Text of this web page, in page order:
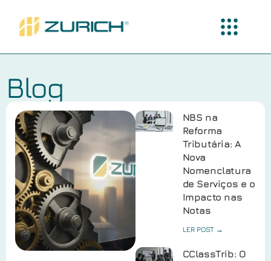
Blog
NBS na
Reforma
Tributária: A
Nova
Nomenclatura
de Serviços e o
Impacto nas
Notas
LER POST →
CClassTrib: O